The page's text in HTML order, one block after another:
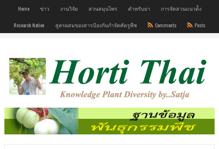
Home ข่าว งานวิจัย สวนสมุนไพร ตำหรับยา การจัดสวนแนวต้ัง
Research Nation สูตรผสมของสารป้องกันกำจัดศัตรูพืช Comments Posts